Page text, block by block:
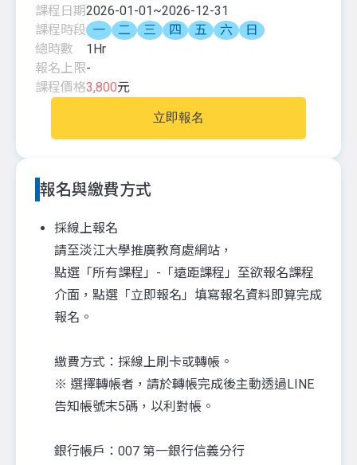
課程日期2026-01-01~2026-12-31
課程時段 一 二 三 四 五 六
日
總時數
1Hr
報名上限-
課程價格3,800元
立即報名
報名與繳費方式
採線上報名
請至淡江大學推廣教育處網站，
點選「所有課程」-「遠距課程」至欲報名課程
介面，點選「立即報名」填寫報名資料即算完成
報名。
繳費方式：採線上刷卡或轉帳。
※ 選擇轉帳者，請於轉帳完成後主動透過LINE
告知帳號末5碼，以利對帳。
銀行帳戶：007 第一銀行信義分行